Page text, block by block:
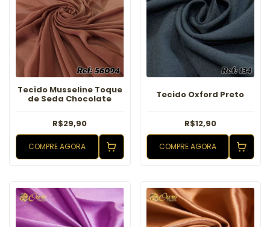
Tecido Musseline Toque
de Seda Chocolate
R$29,90
COMPRE AGORA
Tecido Oxford Preto
R$12,90
COMPRE AGORA